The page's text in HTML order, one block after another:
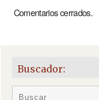
Comentarios cerrados.
Buscador: